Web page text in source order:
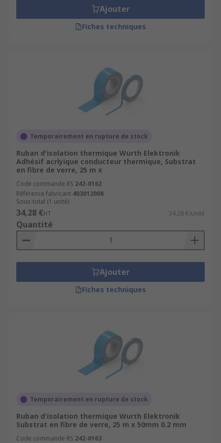
Ajouter
Fiches techniques
Temporairement en rupture de stock
Ruban d'isolation thermique Wurth Elektronik
Adhésif acrlyique conducteur thermique, Substrat
en fibre de verre, 25 m x
Code commande RS 242-0162
Référence fabricant 403012008
Sous-total (1 unité)
34,28 €HT 34,28 €/unité
Quantité
Ajouter
Fiches techniques
Temporairement en rupture de stock
Ruban d'isolation thermique Wurth Elektronik
Substrat en fibre de verre, 25 m x 50mm 0.2 mm
Code commande RS 242-0163